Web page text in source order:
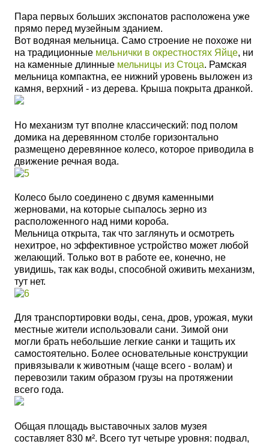
Пара первых больших экспонатов расположена уже
прямо перед музейным зданием.
Вот водяная мельница. Само строение не похоже ни
на традиционные мельнички в окрестностях Яйце, ни
на каменные длинные мельницы из Стоца. Рамская
мельница компактна, ее нижний уровень выложен из
камня, верхний - из дерева. Крыша покрыта дранкой.
Но механизм тут вполне классический: под полом
домика на деревянном столбе горизонтально
размещено деревянное колесо, которое приводила в
движение речная вода.
Колесо было соединено с двумя каменными
жерновами, на которые сыпалось зерно из
расположенного над ними короба.
Мельница открыта, так что заглянуть и осмотреть
нехитрое, но эффективное устройство может любой
желающий. Только вот в работе ее, конечно, не
увидишь, так как воды, способной оживить механизм,
тут нет.
Для транспортировки воды, сена, дров, урожая, муки
местные жители использовали сани. Зимой они
могли брать небольшие легкие санки и тащить их
самостоятельно. Более основательные конструкции
привязывали к животным (чаще всего - волам) и
перевозили таким образом грузы на протяжении
всего года.
Общая площадь выставочных залов музея
составляет 830 м². Всего тут четыре уровня: подвал,